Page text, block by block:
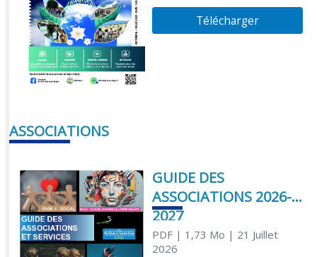
Télécharger
ASSOCIATIONS
GUIDE DES
ASSOCIATIONS 2026-
2027
PDF| 1,73 Mo | 21 Juillet
2026